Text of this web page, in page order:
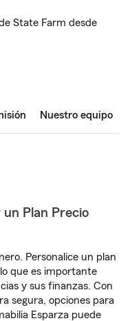
State Farm desde
Nuestro equipo
Plan Precio
Personalice un plan
que es importante
y sus finanzas. Con
segura, opciones para
Esparza puede